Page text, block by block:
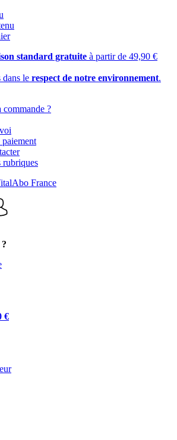
standard gratuite à partir de 49,90 €
le respect de notre environnement.
commande ?
rubriques
€